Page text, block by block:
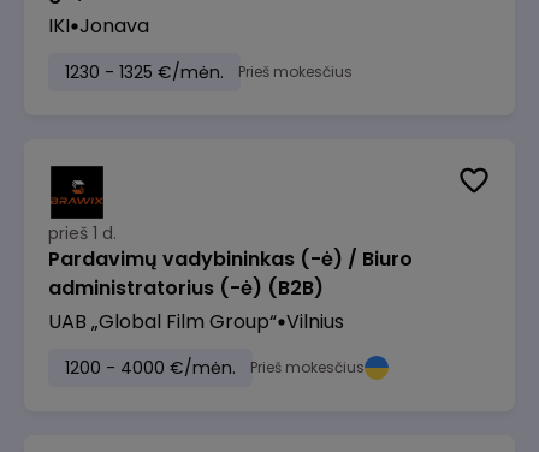
IKI Jonava
1230 - 1325 €/mėn. Prieš mokesčius
prieš 1 d.
Pardavimų vadybininkas (-ė) / Biuro
administratorius (-ė) (B2B)
UAB „Global Film Group“ Vilnius
1200 - 4000 €/mėn. Prieš mokesčius